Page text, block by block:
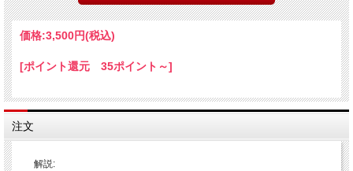
花がリボンに変わり、さらにステッキに変化！
価格:3,500円(税込)
[ポイント還元 35ポイント～]
注文
解説: